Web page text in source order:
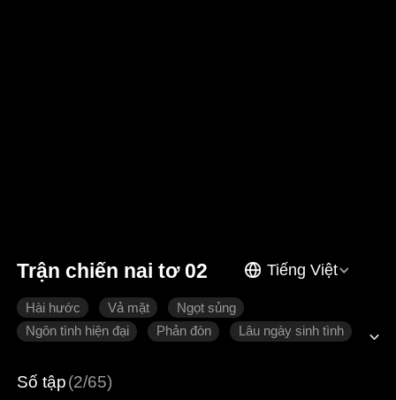
Trận chiến nai tơ 02 Tiếng Việt
Hài hước Vả mặt
Ngọt sủng
Ngôn tình hiện đại
Phản đòn Lâu ngày sinh tình
Số tập(2/65)